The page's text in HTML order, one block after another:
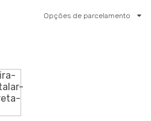
Opções de parcelamento